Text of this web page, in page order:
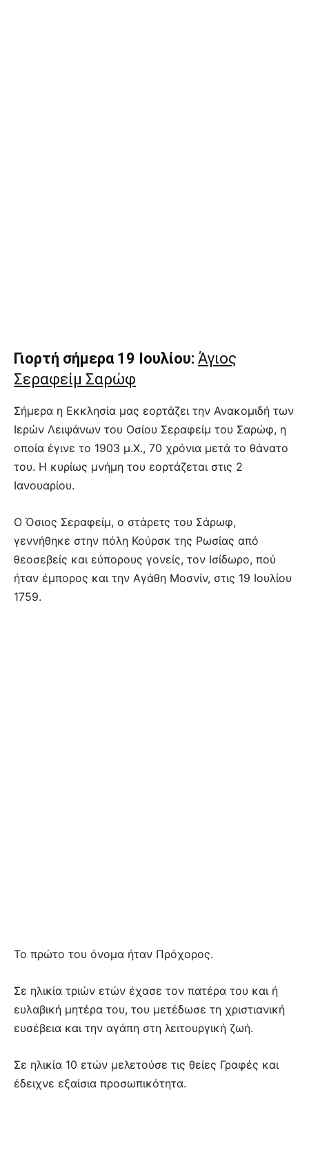
Γιορτή σήμερα 19 Ιουλίου: Άγιος
Σεραφείμ Σαρώφ
Σήμερα η Εκκλησία μας εορτάζει την Ανακομιδή των
Ιερών Λειψάνων του Οσίου Σεραφείμ του Σαρώφ, η
οποία έγινε το 1903 μ.Χ., 70 χρόνια μετά το θάνατο
του. Η κυρίως μνήμη του εορτάζεται στις 2
Ιανουαρίου.
Ο Όσιος Σεραφείμ, ο στάρετς του Σάρωφ,
γεννήθηκε στην πόλη Κούρσκ της Ρωσίας από
θεοσεβείς και εύπορους γονείς, τον Ισίδωρο, πού
ήταν έμπορος και την Αγάθη Μοσνίν, στις 19 Ιουλίου
1759.
Το πρώτο του όνομα ήταν Πρόχορος.
Σε ηλικία τριών ετών έχασε τον πατέρα του και ή
ευλαβική μητέρα του, του μετέδωσε τη χριστιανική
ευσέβεια και την αγάπη στη λειτουργική ζωή.
Σε ηλικία 10 ετών μελετούσε τις θείες Γραφές και
έδειχνε εξαίσια προσωπικότητα.